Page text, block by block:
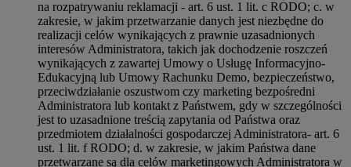
na rozpatrywaniu reklamacji - art. 6 ust. 1 lit. c RODO; c. w
zakresie, w jakim przetwarzanie danych jest niezbędne do
realizacji celów wynikających z prawnie uzasadnionych
interesów Administratora, takich jak dochodzenie roszczeń
wynikających z zawartej Umowy o Usługę Informacyjno-
Edukacyjną lub Umowy Rachunku Demo, bezpieczeństwo,
przeciwdziałanie oszustwom czy marketing bezpośredni
Administratora lub kontakt z Państwem, gdy w szczególności
jest to uzasadnione treścią zapytania od Państwa oraz
przedmiotem działalności gospodarczej Administratora- art. 6
ust. 1 lit. f RODO; d. w zakresie, w jakim Państwa dane
przetwarzane są dla celów marketingowych Administratora w